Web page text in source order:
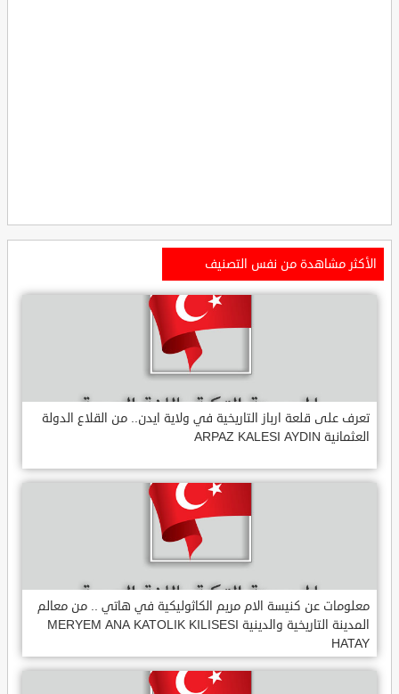
الأكثر مشاهدة من نفس التصنيف
تعرف على قلعة ارباز التاريخية في ولاية ايدن.. من القلاع الدولة
العثمانية ARPAZ KALESI AYDIN
معلومات عن كنيسة الام مريم الكاثوليكية في هاتي .. من معالم
المدينة التاريخية والدينية MERYEM ANA KATOLIK KILISESI
HATAY